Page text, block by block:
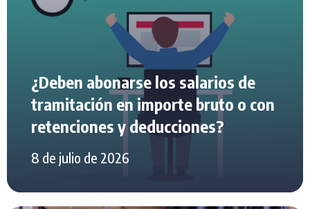
¿Deben abonarse los salarios de
tramitación en importe bruto o con
retenciones y deducciones?
8 de julio de 2026